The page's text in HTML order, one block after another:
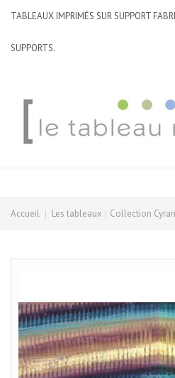
TABLEAUX IMPRIMÉS SUR SUPPORT
SUPPORTS.
Accueil Les tableaux Collection